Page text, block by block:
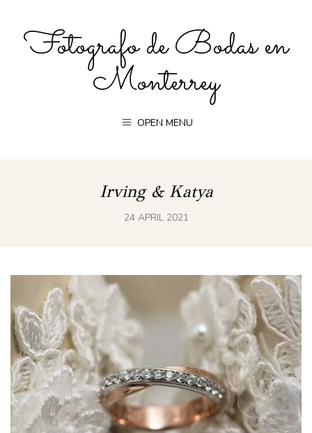
Fotografo de Bodas en
Monterrey
OPEN MENU
Irving & Katya
24 APRIL 2021